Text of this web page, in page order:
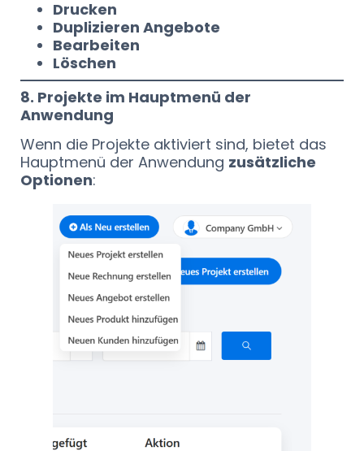
Drucken
Duplizieren Angebote
Bearbeiten
Löschen
8. Projekte im Hauptmenü der
Anwendung
Wenn die Projekte aktiviert sind, bietet das
Hauptmenü der Anwendung zusätzliche
Optionen: